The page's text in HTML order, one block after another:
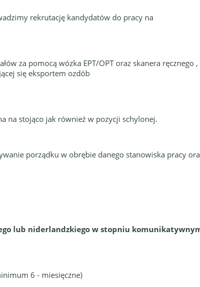
rekrutację kandydatów do pracy na
za pomocą wózka EPT/OPT oraz skanera ręcznego ,
się eksportem ozdób
na stojąco jak również w pozycji schylonej.
porządku w obrębie danego stanowiska pracy
lub niderlandzkiego w stopniu
6 - miesięczne)